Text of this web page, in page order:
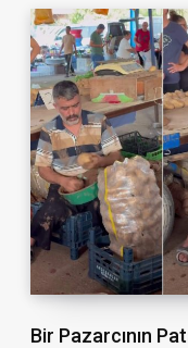
Bir Pazarcının